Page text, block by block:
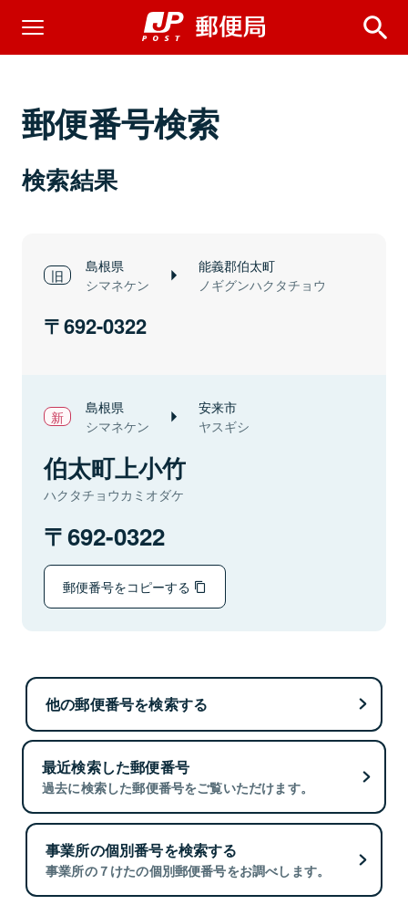
郵便番号検索
検索結果
島根県
シマネケン
能義郡伯太町
ノギグンハクタチョウ
692-0322
島根県
シマネケン
安来市
ヤスギシ
伯太町上小竹
ハクタチョウカミオダケ
692-0322
郵便番号をコピーする
他の郵便番号を検索する
最近検索した郵便番号
過去に検索した郵便番号をご覧いただけます。
事業所の個別番号を検索する
事業所の７けたの個別郵便番号をお調べします。